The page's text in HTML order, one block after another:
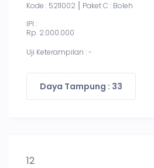
Kode : 5211002
Paket C : Boleh
IPI :
Rp. 2.000.000
Uji Keterampilan : -
Daya Tampung : 33
12